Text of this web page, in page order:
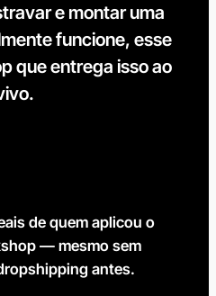
e montar uma
funcione, esse
que entrega isso ao
de quem aplicou o
— mesmo sem
antes.